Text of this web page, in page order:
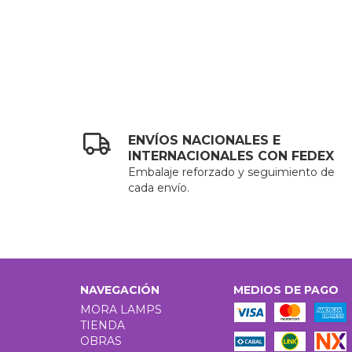
ENVÍOS NACIONALES E
INTERNACIONALES CON FEDEX
Embalaje reforzado y seguimiento de
cada envío.
NAVEGACIÓN
MORA LAMPS
TIENDA
OBRAS
MEDIOS DE PAGO